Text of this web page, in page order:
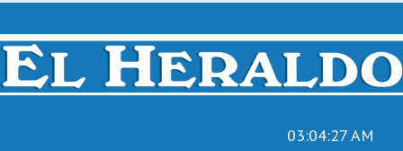
Skip
content
03:04:28 AM